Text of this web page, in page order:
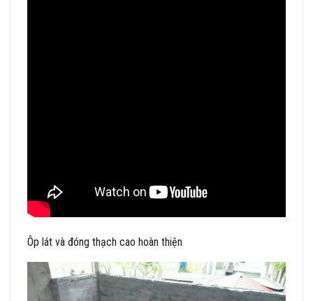
Ôp lát và đóng thạch cao hoàn thiện